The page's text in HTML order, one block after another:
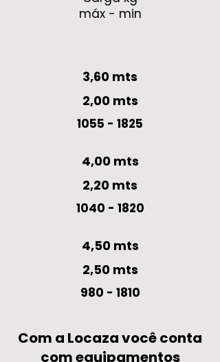
máx - min
3,60 mts
2,00 mts
1055 - 1825
4,00 mts
2,20 mts
1040 - 1820
4,50 mts
2,50 mts
980 - 1810
Com a Locaza você conta
com equipamentos